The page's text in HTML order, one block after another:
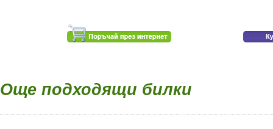
Още подходящи билки